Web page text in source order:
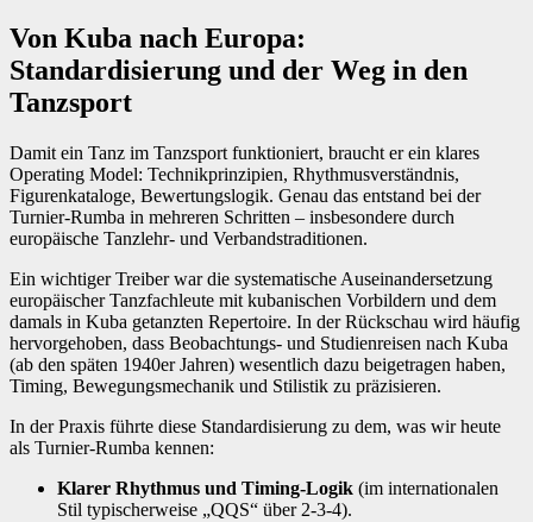
Von Kuba nach Europa:
Standardisierung und der Weg in den
Tanzsport
Damit ein Tanz im Tanzsport funktioniert, braucht er ein klares
Operating Model: Technikprinzipien, Rhythmusverständnis,
Figurenkataloge, Bewertungslogik. Genau das entstand bei der
Turnier-Rumba in mehreren Schritten – insbesondere durch
europäische Tanzlehr- und Verbandstraditionen.
Ein wichtiger Treiber war die systematische Auseinandersetzung
europäischer Tanzfachleute mit kubanischen Vorbildern und dem
damals in Kuba getanzten Repertoire. In der Rückschau wird häufig
hervorgehoben, dass Beobachtungs- und Studienreisen nach Kuba
(ab den späten 1940er Jahren) wesentlich dazu beigetragen haben,
Timing, Bewegungsmechanik und Stilistik zu präzisieren.
In der Praxis führte diese Standardisierung zu dem, was wir heute
als Turnier-Rumba kennen:
Klarer Rhythmus und Timing-Logik (im internationalen
Stil typischerweise „QQS“ über 2-3-4).